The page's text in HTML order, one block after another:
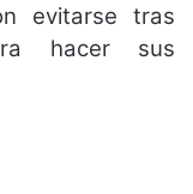
evitarse tras
hacer sus